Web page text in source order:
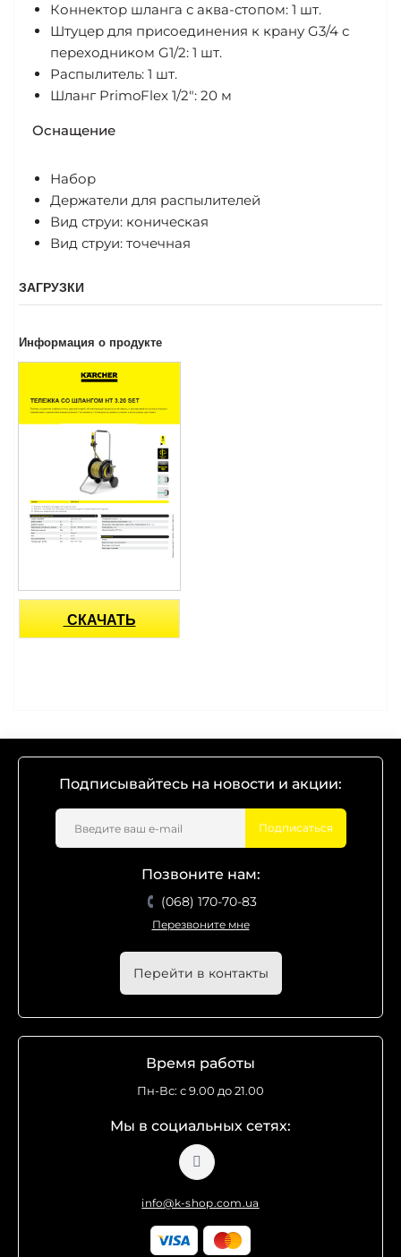
Коннектор шланга с аква-стопом: 1 шт.
Штуцер для присоединения к крану G3/4 с
переходником G1/2: 1 шт.
Распылитель: 1 шт.
Шланг PrimoFlex 1/2": 20 м
Оснащение
Набор
Держатели для распылителей
Вид струи: коническая
Вид струи: точечная
ЗАГРУЗКИ
Информация о продукте
СКАЧАТЬ
Подписывайтесь на новости и акции:
Подписаться
Позвоните нам:
(068) 170-70-83
Перезвоните мне
Перейти в контакты
Время работы
Пн-Вс: с 9.00 до 21.00
Мы в социальных сетях:
info@k-shop.com.ua